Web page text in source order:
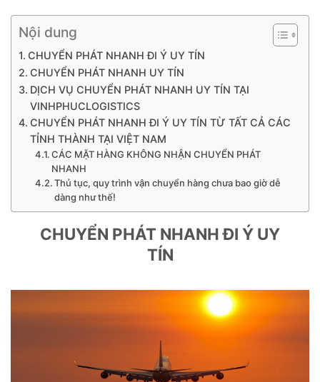
Nội dung
CHUYỂN PHÁT NHANH ĐI Ý UY TÍN
CHUYỂN PHÁT NHANH UY TÍN
DỊCH VỤ CHUYỂN PHÁT NHANH UY TÍN TẠI
VINHPHUCLOGISTICS
CHUYỂN PHÁT NHANH ĐI Ý UY TÍN TỪ TẤT CẢ CÁC
TỈNH THÀNH TẠI VIỆT NAM
CÁC MẶT HÀNG KHÔNG NHẬN CHUYỂN PHÁT
NHANH
Thủ tục, quy trình vận chuyển hàng chưa bao giờ dễ
dàng như thế!
CHUYỂN PHÁT NHANH ĐI Ý UY
TÍN